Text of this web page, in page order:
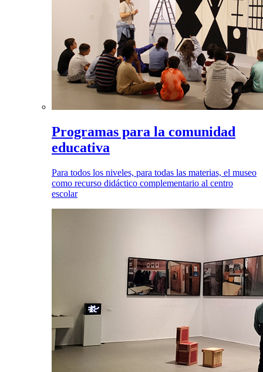
Programas para la comunidad
educativa
Para todos los niveles, para todas las materias, el museo
como recurso didáctico complementario al centro
escolar